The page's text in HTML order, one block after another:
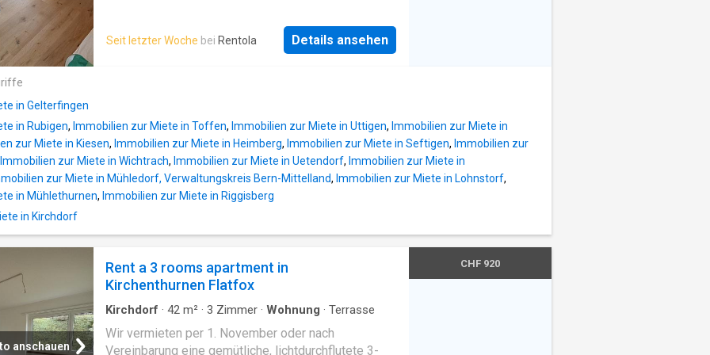
ausgerüstet, Autobahnanschluss Kiesen in
unmittelbarer Nähe, Ein Carportplatz (80.- monatlich)
für die Erholung, eigener
Seit letzter Woche bei Rentola Details ansehen
in Gelterfingen
in Rubigen, Immobilien zur Miete in Toffen, Immobilien zur Miete in Uttigen, Immobilien zur Miete in
zur Miete in Kiesen, Immobilien zur Miete in Heimberg, Immobilien zur Miete in Seftigen, Immobilien zur
Immobilien zur Miete in Wichtrach, Immobilien zur Miete in Uetendorf, Immobilien zur Miete in
zur Miete in Mühledorf, Verwaltungskreis Bern-Mittelland, Immobilien zur Miete in Lohnstorf,
in Mühlethurnen, Immobilien zur Miete in Riggisberg
in Kirchdorf
anschauen
Rent a 3 rooms apartment in
Kirchenthurnen Flatfox
Kirchdorf · 42 m² · 3 Zimmer · Wohnung · Terrasse
Wir vermieten per 1. November oder nach
Vereinbarung eine gemütliche, lichtdurchflutete 3-
CHF 920